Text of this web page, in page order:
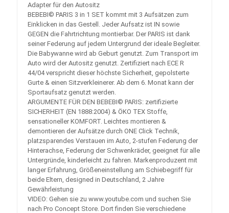
Adapter für den Autositz
BEBEBI© PARIS 3 in 1 SET kommt mit 3 Aufsätzen zum
Einklicken in das Gestell. Jeder Aufsatz ist IN sowie
GEGEN die Fahrtrichtung montierbar. Der PARIS ist dank
seiner Federung auf jedem Untergrund der ideale Begleiter.
Die Babywanne wird ab Geburt genutzt. Zum Transport im
Auto wird der Autositz genutzt. Zertifiziert nach ECE R
44/04 verspricht dieser höchste Sicherheit, gepolsterte
Gurte & einen Sitzverkleinerer. Ab dem 6. Monat kann der
Sportaufsatz genutzt werden.
ARGUMENTE FÜR DEN BEBEBI© PARIS: zertifizierte
SICHERHEIT (EN 1888:2004) & ÖKO TEX Stoffe,
sensationeller KOMFORT. Leichtes montieren &
demontieren der Aufsätze durch ONE Click Technik,
platzsparendes Verstauen im Auto, 2-stufen Federung der
Hinterachse, Federung der Schwenkräder, geeignet für alle
Untergründe, kinderleicht zu fahren. Markenproduzent mit
langer Erfahrung, Größeneinstellung am Schiebegriff für
beide Eltern, designed in Deutschland, 2 Jahre
Gewährleistung
VIDEO: Gehen sie zu www.youtube.com und suchen Sie
nach Pro Concept Store. Dort finden Sie verschiedene